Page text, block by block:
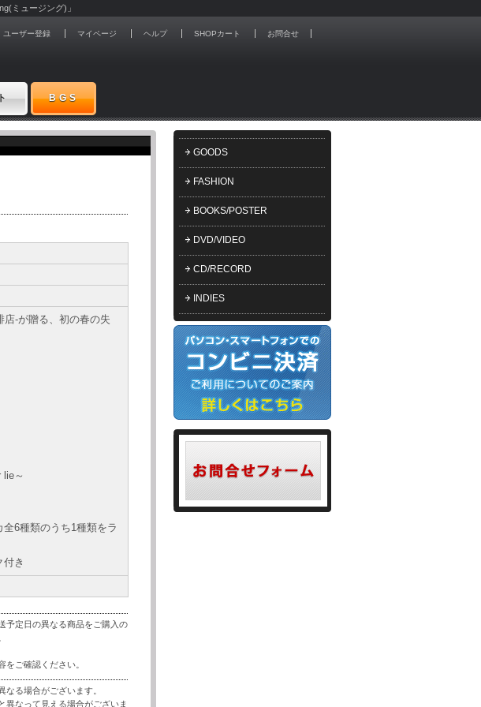
ミュージング)」
ユーザー登録 マイページ ヘルプ SHOPカート お問合せ
BGS
GOODS
FASHION
BOOKS/POSTER
DVD/VIDEO
CD/RECORD
INDIES
店-が贈る、初の春の失
～
6種類のうち1種類をラ
き
予定日の異なる商品をご購入の
をご確認ください。
る場合がございます。
異なって見える場合がございま